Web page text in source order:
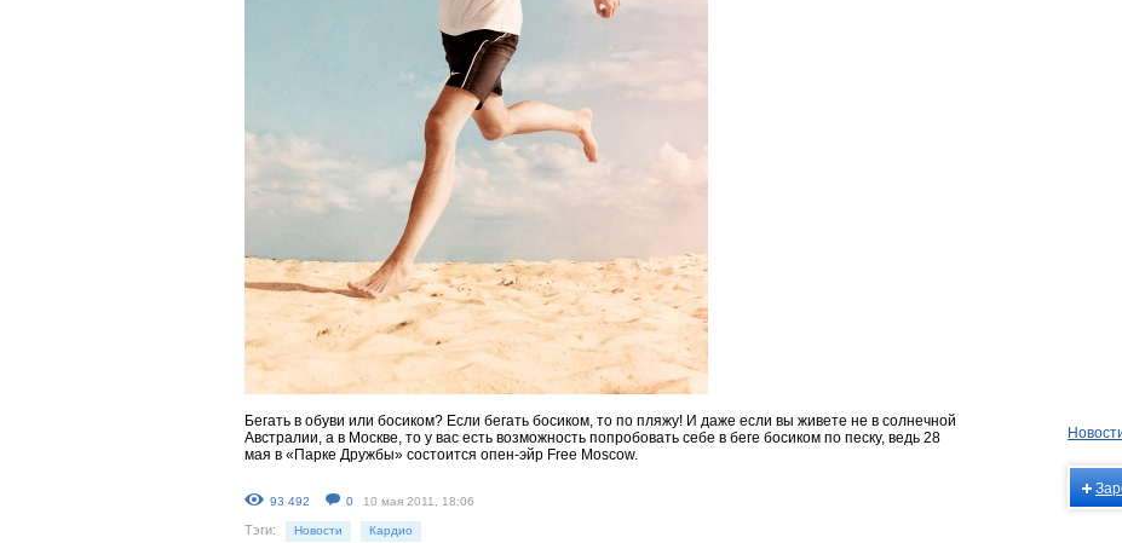
Бегать в обуви или босиком? Если бегать босиком, то по пляжу! И даже если вы живете не в солнечной
Австралии, а в Москве, то у вас есть возможность попробовать себе в беге босиком по песку, ведь 28
мая в «Парке Дружбы» состоится опен-эйр Free Moscow.
93 492 0 10 мая 2011, 18:06
Тэги: Новости Кардио